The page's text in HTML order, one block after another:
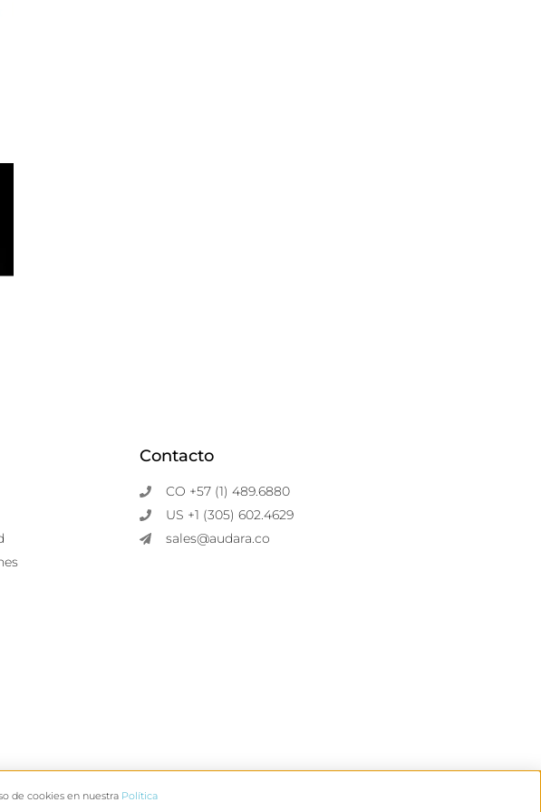
Contacto
CO +57 (1) 489.6880
US +1 (305) 602.4629
sales@audara.co
de cookies en nuestra Política